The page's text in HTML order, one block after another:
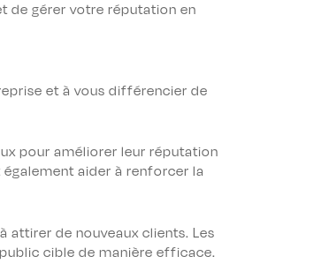
de gérer votre réputation en
et à vous différencier de
pour améliorer leur réputation
aider à renforcer la
attirer de nouveaux clients. Les
cible de manière efficace.